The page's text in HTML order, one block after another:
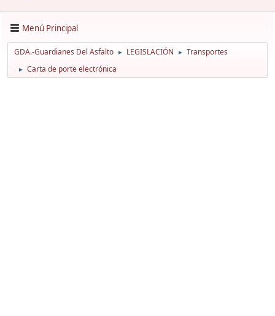
Menú Principal
GDA.-Guardianes Del Asfalto ► LEGISLACIÓN ► Transportes
► Carta de porte electrónica